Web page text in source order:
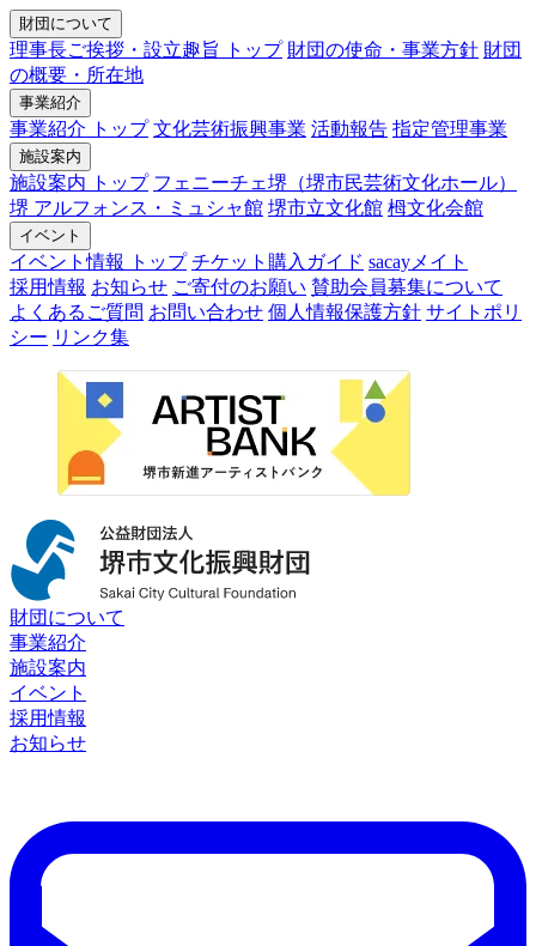
財団について
理事長ご挨拶・設立趣旨 トップ 財団の使命・事業方針 財団
の概要・所在地
事業紹介
事業紹介 トップ 文化芸術振興事業 活動報告 指定管理事業
施設案内
施設案内 トップ フェニーチェ堺（堺市民芸術文化ホール）
堺 アルフォンス・ミュシャ館 堺市立文化館 栂文化会館
イベント
イベント情報 トップ チケット購入ガイド sacayメイト
採用情報 お知らせ ご寄付のお願い 賛助会員募集について
よくあるご質問 お問い合わせ 個人情報保護方針 サイトポリ
シー リンク集
財団について
事業紹介
施設案内
イベント
採用情報
お知らせ